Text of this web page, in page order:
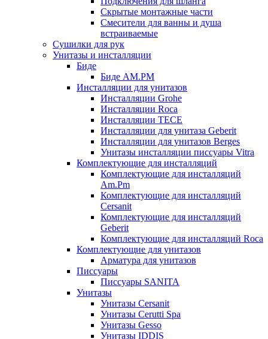
Скрытые монтажные части
Смесители для ванны и душа
встраиваемые
Сушилки для рук
Унитазы и инсталляции
Биде
Биде AM.PM
Инсталляции для унитазов
Инсталляции Grohe
Инсталляции Roca
Инсталляции TECE
Инсталляции для унитаза Geberit
Инсталляции для унитазов Berges
Унитазы инсталляции писсуары Vitra
Комплектующие для инсталляций
Комплектующие для инсталляций
Am.Pm
Комплектующие для инсталляций
Cersanit
Комплектующие для инсталляций
Geberit
Комплектующие для инсталляций Roca
Комплектующие для унитазов
Арматура для унитазов
Писсуары
Писсуары SANITA
Унитазы
Унитазы Cersanit
Унитазы Cerutti Spa
Унитазы Gesso
Унитазы IDDIS